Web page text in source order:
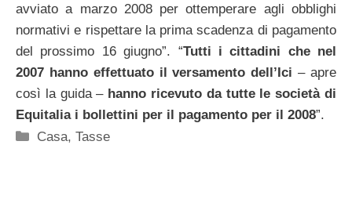
avviato a marzo 2008 per ottemperare agli obblighi
normativi e rispettare la prima scadenza di pagamento
del prossimo 16 giugno”. “Tutti i cittadini che nel
2007 hanno effettuato il versamento dell’Ici – apre
così la guida – hanno ricevuto da tutte le società di
Equitalia i bollettini per il pagamento per il 2008”.
Categorie
Casa,Tasse